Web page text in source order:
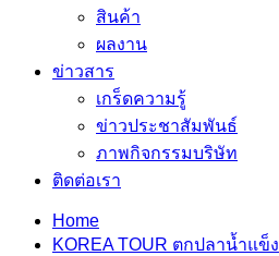
สินค้า
ผลงาน
ข่าวสาร
เกร็ดความรู้
ข่าวประชาสัมพันธ์
ภาพกิจกรรมบริษัท
ติดต่อเรา
Home
KOREA TOUR ตกปลาน้ำแข็ง